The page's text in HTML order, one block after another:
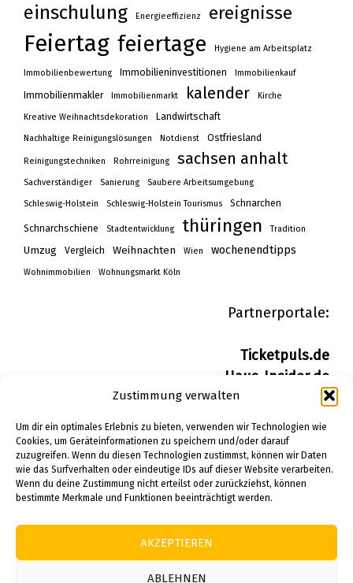
Zustimmung verwalten
Um dir ein optimales Erlebnis zu bieten, verwenden wir Technologien wie
Cookies, um Geräteinformationen zu speichern und/oder darauf
zuzugreifen. Wenn du diesen Technologien zustimmst, können wir Daten
wie das Surfverhalten oder eindeutige IDs auf dieser Website verarbeiten.
Wenn du deine Zustimmung nicht erteilst oder zurückziehst, können
bestimmte Merkmale und Funktionen beeinträchtigt werden.
AKZEPTIEREN
ABLEHNEN
einschulung Energieeffizienz ereignisse
Feiertag feiertage Hygiene am Arbeitsplatz
Immobilienbewertung Immobilieninvestitionen Immobilienkauf
Immobilienmakler Immobilienmarkt kalender Kirche
Kreative Weihnachtsdekoration Landwirtschaft
Nachhaltige Reinigungslösungen Notdienst Ostfriesland
Reinigungstechniken Rohrreinigung sachsen anhalt
Sachverständiger Sanierung Saubere Arbeitsumgebung
Schleswig-Holstein Schleswig-Holstein Tourismus Schnarchen
Schnarchschiene Stadtentwicklung thüringen Tradition
Umzug Vergleich Weihnachten Wien wochenendtipps
Wohnimmobilien Wohnungsmarkt Köln
Partnerportale:
Ticketpuls.de
Haus-Insider.de
Wohn-Insider.de
Bau-Insider.de
IMPRESSUM
DATENSCHUTZERKLÄRUNG
PINTEREST